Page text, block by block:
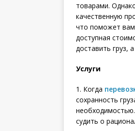
товарами.
качественную
что поможет вам
доступная
доставить груз,
Услуги
1. Когда
сохранность
судить о